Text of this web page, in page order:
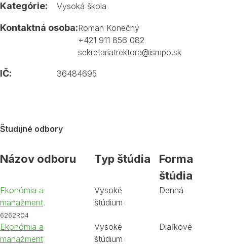
Kategórie: Vysoká škola
Kontaktná osoba:Roman Konečný
+421 911 856 082
sekretariatrektora@ismpo.sk
IČ: 36484695
Študijné odbory
Názov odboru Typ štúdia
Forma
štúdia
Ekonómia a
manažment
6262R04
Vysoké
štúdium
Denná
Ekonómia a
manažment
Vysoké
štúdium
Diaľkové